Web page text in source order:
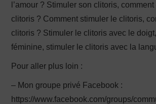
l’amour ? Stimuler son clitoris,
clitoris ? Comment stimuler le clitoris,
clitoris ? Stimuler le clitoris avec le
féminine, stimuler le clitoris avec la
Pour aller plus loin :
– Mon groupe privé Facebook :
https://www.facebook.com/groups/